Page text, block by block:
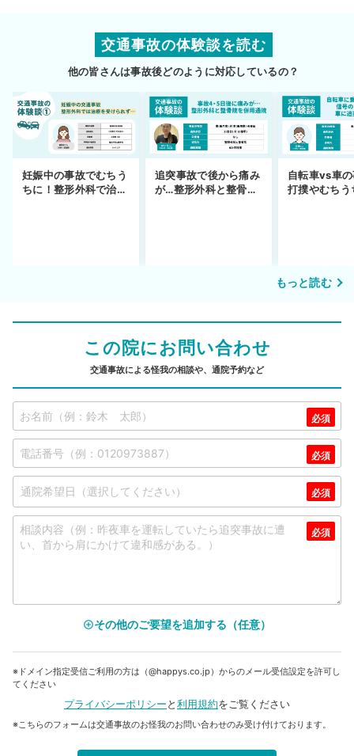
交通事故の体験談を読む
他の皆さんは事故後どのように対応しているの？
妊娠中の事故でむちう
ちに！整形外科で治療
追突事故で後から痛み
が…整形外科と整骨院
自転車vs車
打撲やむちう
もっと読む
この院にお問い合わせ
交通事故による怪我の相談や、通院予約など
add_circle_outlineその他のご要望を追加する（任意）
※ドメイン指定受信ご利用の方は（@happys.co.jp）からのメール受信設定を許可し
てください
プライバシーポリシーと利用規約をご覧ください
※こちらのフォームは交通事故のお怪我のお問い合わせのみ受け付けております。